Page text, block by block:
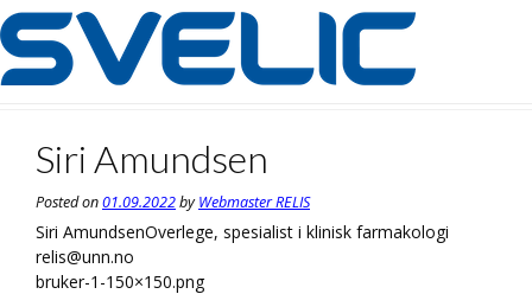
Skip
to
content
Siri Amundsen
Posted on01.09.2022byWebmaster RELIS
Siri AmundsenOverlege, spesialist i klinisk farmakologi
relis@unn.no
bruker-1-150×150.png